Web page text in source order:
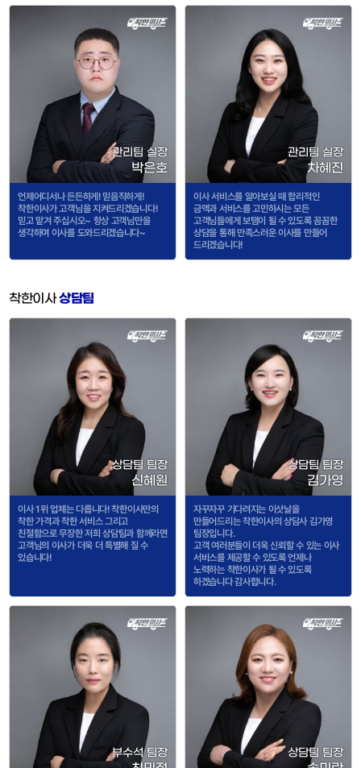
관리팀 실장
박은호
언제어디서나 든든하게! 믿음직하게!
착한이사가 고객님을 지켜드리겠습니다!
믿고 맡겨 주십시오~ 항상 고객님만을
생각하며 이사를 도와드리겠습니다~
관리팀 실장
차혜진
이사 서비스를 알아보실 때 합리적인
금액과 서비스를 고민하시는 모든
고객님들에게 보탬이 될 수 있도록 꼼꼼한
상담을 통해 만족스러운 이사를 만들어
드리겠습니다!
착한이사상담팀
상담팀 팀장
신혜원
이사 1위 업체는 다릅니다! 착한이사만의
착한 가격과 착한 서비스 그리고
친절함으로 무장한 저희 상담팀과 함께라면
고객님의 이사가 더욱 더 특별해 질 수
있습니다!
상담팀 팀장
김가영
자꾸자꾸 기다려지는 이삿날을
만들어드리는 착한이사의 상담사 김가영
팀장입니다.
고객 여러분들이 더욱 신뢰할 수 있는 이사
서비스를 제공할 수 있도록 언제나
노력하는 착한이사가 될 수 있도록
하겠습니다 감사합니다.
부수석 팀장 상담팀 팀장